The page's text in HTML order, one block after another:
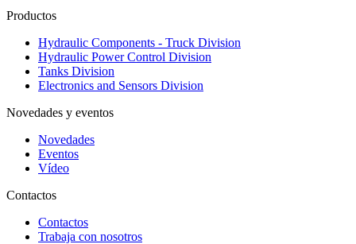
Productos
Hydraulic Components - Truck Division
Hydraulic Power Control Division
Tanks Division
Electronics and Sensors Division
Novedades y eventos
Novedades
Eventos
Vídeo
Contactos
Contactos
Trabaja con nosotros